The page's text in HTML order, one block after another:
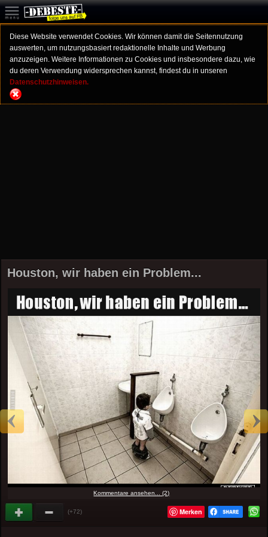
Diese Website verwendet Cookies. Wir können damit die Seitennutzung
auswerten, um nutzungsbasiert redaktionelle Inhalte und Werbung
anzuzeigen. Weitere Informationen zu Cookies und insbesondere dazu, wie
du deren Verwendung widersprechen kannst, findest du in unseren
Datenschutzhinweisen.
Houston, wir haben ein Problem...
Kommentare ansehen... (2)
(+72) Merken